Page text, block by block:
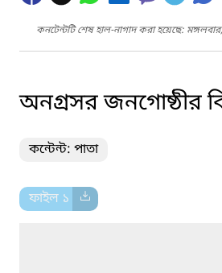
কনটেন্টটি শেষ হাল-নাগাদ করা হয়েছে:
অনগ্রসর জনগোষ্ঠীর
কন্টেন্ট: পাতা
ফাইল ১